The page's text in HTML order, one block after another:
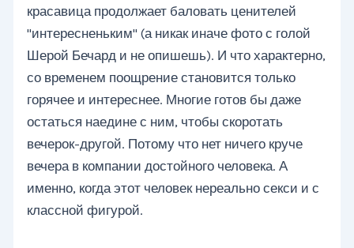
красавица продолжает баловать ценителей
"интересненьким" (а никак иначе фото с голой
Шерой Бечард и не опишешь). И что характерно,
со временем поощрение становится только
горячее и интереснее. Многие готов бы даже
остаться наедине с ним, чтобы скоротать
вечерок-другой. Потому что нет ничего круче
вечера в компании достойного человека. А
именно, когда этот человек нереально секси и с
классной фигурой.